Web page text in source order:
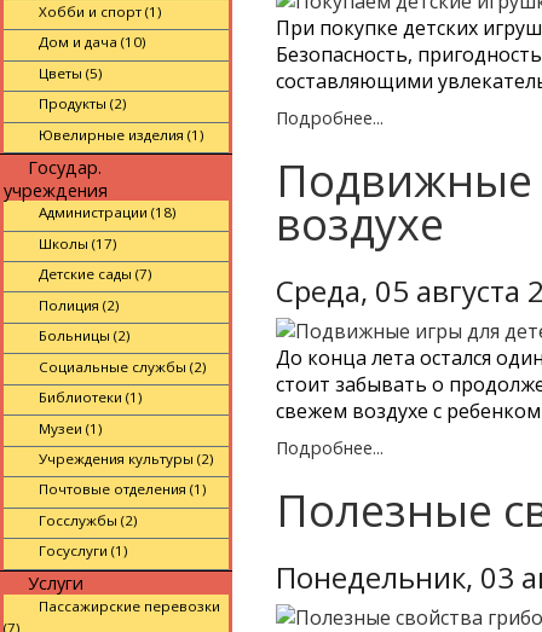
Хобби и спорт (1)
Дом и дача (10)
Цветы (5)
Продукты (2)
Ювелирные изделия (1)
Государ.
учреждения
Администрации (18)
Школы (17)
Детские сады (7)
Полиция (2)
Больницы (2)
Социальные службы (2)
Библиотеки (1)
Музеи (1)
Учреждения культуры (2)
Почтовые отделения (1)
Госслужбы (2)
Госуслуги (1)
Услуги
Пассажирские перевозки
(7)
При покупке детских
Безопасность,
составляющими
Подробнее...
Подвижные
воздухе
Среда, 05 августа
До конца лета остался
стоит забывать о
свежем воздухе с
Подробнее...
Полезные
Понедельник, 03